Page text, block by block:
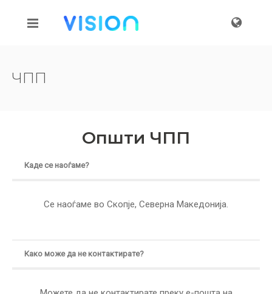
ЧПП
Општи ЧПП
Каде се наоѓаме?
Се наоѓаме во Скопје, Северна Македонија.
Како може да не контактирате?